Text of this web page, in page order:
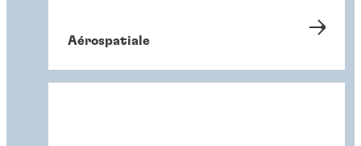
Aérospatiale